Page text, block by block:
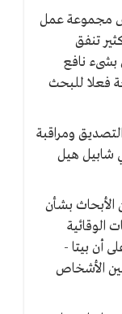
مجموعة عمل
تنفق
نافع
فعلا للبحث
ومراقبة
شابيل هيل
الأبحاث بشأن
الوقائية
أن بيتا -
بين الأشخاص